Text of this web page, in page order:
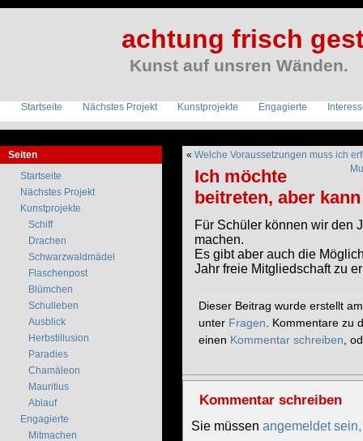
achtung frisch
Kunst auf unsren Wänden.
Startseite Nächstes Projekt Kunstprojekte Engagierte
« Welche Voraussetzungen muss ich
Ich möchte
beitreten, aber
Für Schüler können wir den
machen.
Es gibt aber auch die
Jahr freie Mitgliedschaft zu
Dieser Beitrag wurde erstellt
unter Fragen. Kommentare zu
einen Kommentar schreiben,
Kommentar schreiben
Sie müssen angemeldet sein,
Seiten
Startseite
Nächstes Projekt
Kunstprojekte
Schiff
Drachen
Schwarzwaldmädel
Flaschenpost
Blümchen
Schulleben
Ausblick
Herbstillusion
Paradies
Chamäleon
Mauritius
Ablauf
Engagierte
Mitmachen